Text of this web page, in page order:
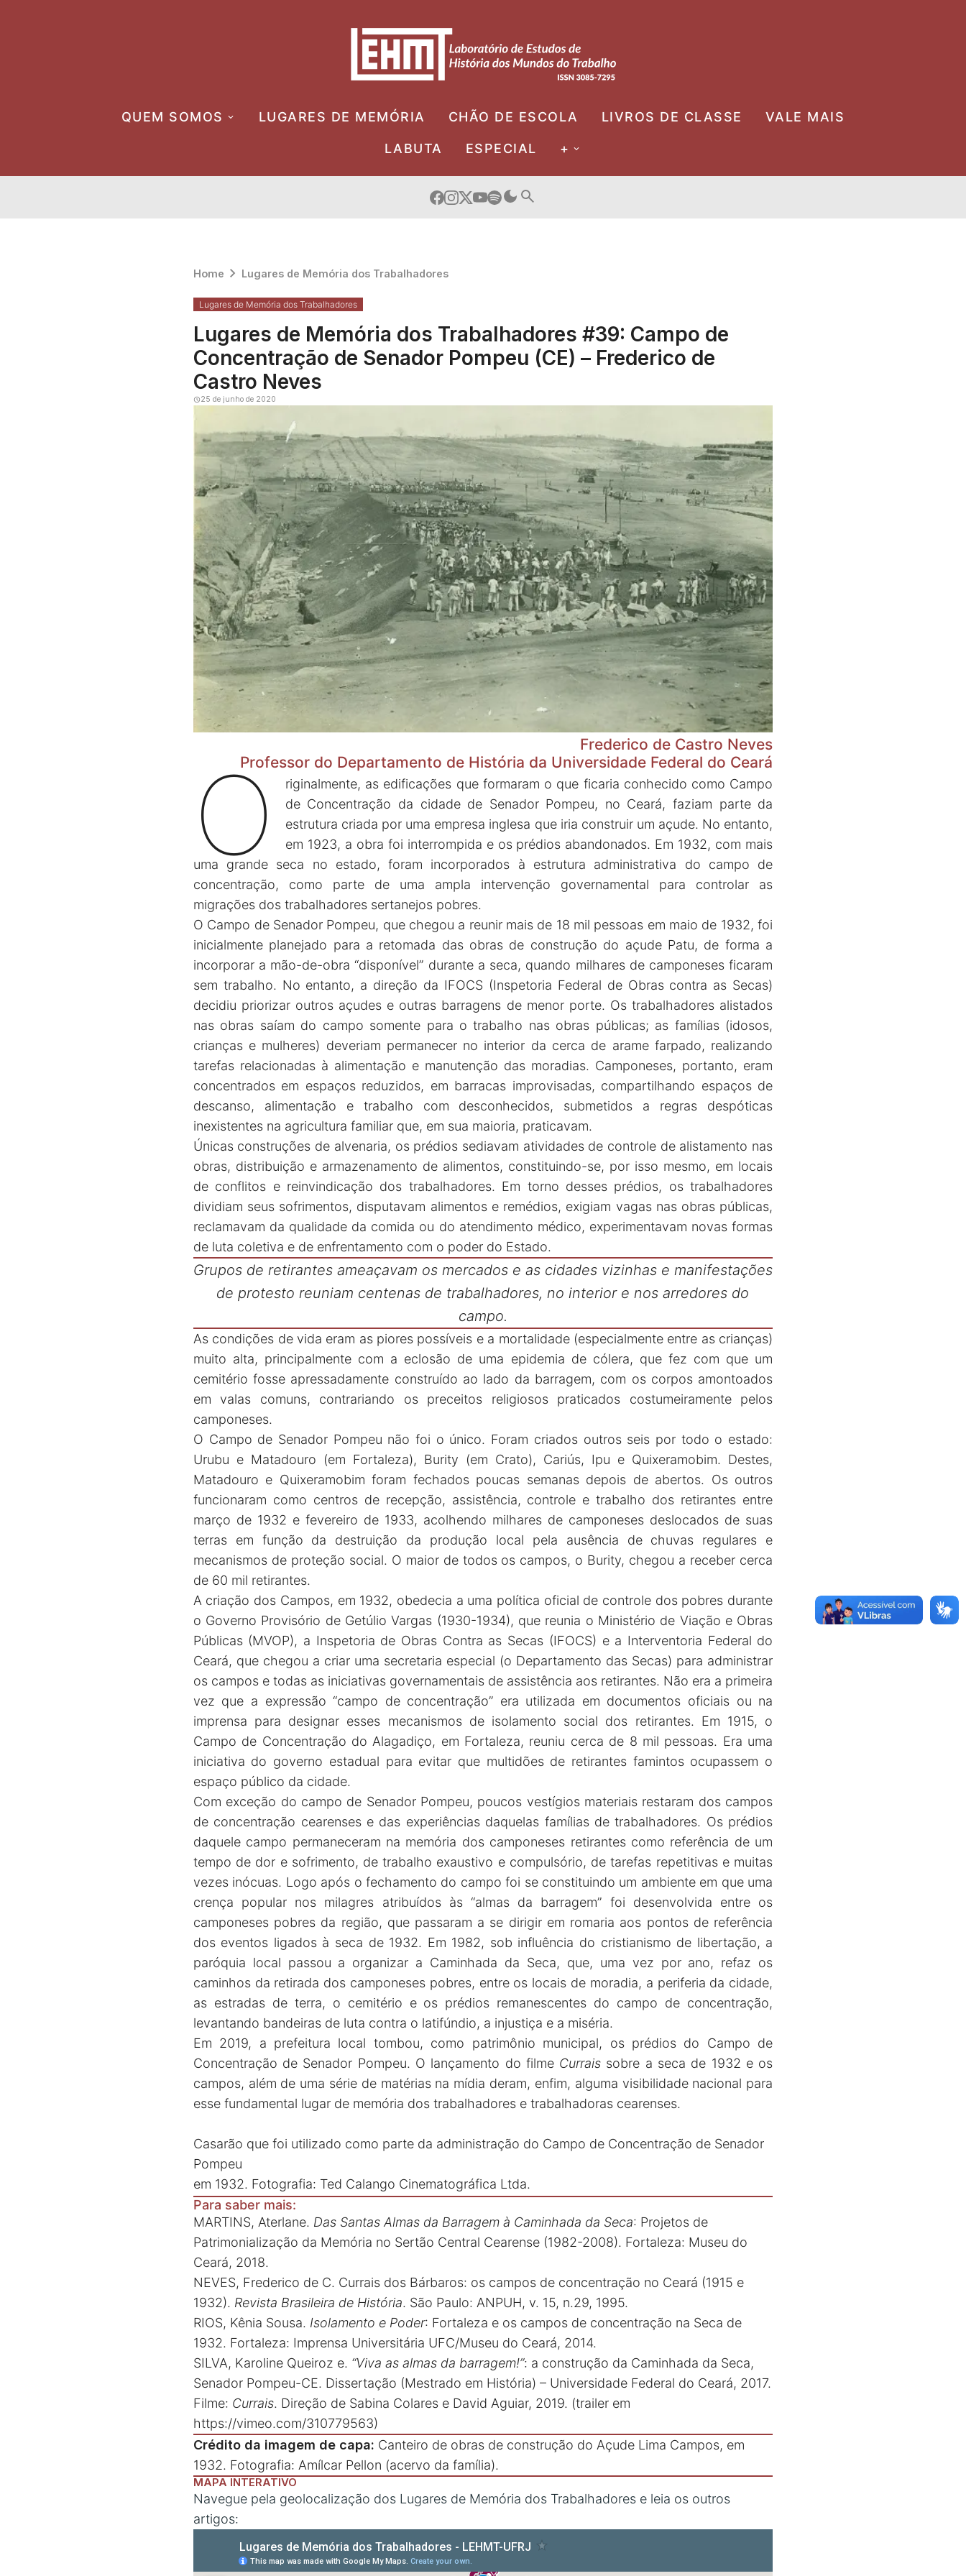
QUEM SOMOS LUGARES DE MEMÓRIA CHÃO DE ESCOLA LIVROS DE CLASSE VALE MAIS
LABUTA ESPECIAL +
Home Lugares de Memória dos Trabalhadores
Lugares de Memória dos Trabalhadores
Lugares de Memória dos Trabalhadores #39: Campo de
Concentração de Senador Pompeu (CE) – Frederico de
Castro Neves
25 de junho de 2020
Frederico de Castro Neves
Professor do Departamento de História da Universidade Federal do Ceará
O
riginalmente, as edificações que formaram o que ficaria conhecido como Campo
de Concentração da cidade de Senador Pompeu, no Ceará, faziam parte da
estrutura criada por uma empresa inglesa que iria construir um açude. No entanto,
em 1923, a obra foi interrompida e os prédios abandonados. Em 1932, com mais
uma grande seca no estado, foram incorporados à estrutura administrativa do campo de
concentração, como parte de uma ampla intervenção governamental para controlar as
migrações dos trabalhadores sertanejos pobres.
O Campo de Senador Pompeu, que chegou a reunir mais de 18 mil pessoas em maio de 1932, foi
inicialmente planejado para a retomada das obras de construção do açude Patu, de forma a
incorporar a mão-de-obra “disponível” durante a seca, quando milhares de camponeses ficaram
sem trabalho. No entanto, a direção da IFOCS (Inspetoria Federal de Obras contra as Secas)
decidiu priorizar outros açudes e outras barragens de menor porte. Os trabalhadores alistados
nas obras saíam do campo somente para o trabalho nas obras públicas; as famílias (idosos,
crianças e mulheres) deveriam permanecer no interior da cerca de arame farpado, realizando
tarefas relacionadas à alimentação e manutenção das moradias. Camponeses, portanto, eram
concentrados em espaços reduzidos, em barracas improvisadas, compartilhando espaços de
descanso, alimentação e trabalho com desconhecidos, submetidos a regras despóticas
inexistentes na agricultura familiar que, em sua maioria, praticavam.
Únicas construções de alvenaria, os prédios sediavam atividades de controle de alistamento nas
obras, distribuição e armazenamento de alimentos, constituindo-se, por isso mesmo, em locais
de conflitos e reinvindicação dos trabalhadores. Em torno desses prédios, os trabalhadores
dividiam seus sofrimentos, disputavam alimentos e remédios, exigiam vagas nas obras públicas,
reclamavam da qualidade da comida ou do atendimento médico, experimentavam novas formas
de luta coletiva e de enfrentamento com o poder do Estado.
Grupos de retirantes ameaçavam os mercados e as cidades vizinhas e manifestações
de protesto reuniam centenas de trabalhadores, no interior e nos arredores do
campo.
As condições de vida eram as piores possíveis e a mortalidade (especialmente entre as crianças)
muito alta, principalmente com a eclosão de uma epidemia de cólera, que fez com que um
cemitério fosse apressadamente construído ao lado da barragem, com os corpos amontoados
em valas comuns, contrariando os preceitos religiosos praticados costumeiramente pelos
camponeses.
O Campo de Senador Pompeu não foi o único. Foram criados outros seis por todo o estado:
Urubu e Matadouro (em Fortaleza), Burity (em Crato), Cariús, Ipu e Quixeramobim. Destes,
Matadouro e Quixeramobim foram fechados poucas semanas depois de abertos. Os outros
funcionaram como centros de recepção, assistência, controle e trabalho dos retirantes entre
março de 1932 e fevereiro de 1933, acolhendo milhares de camponeses deslocados de suas
terras em função da destruição da produção local pela ausência de chuvas regulares e
mecanismos de proteção social. O maior de todos os campos, o Burity, chegou a receber cerca
de 60 mil retirantes.
A criação dos Campos, em 1932, obedecia a uma política oficial de controle dos pobres durante
o Governo Provisório de Getúlio Vargas (1930-1934), que reunia o Ministério de Viação e Obras
Públicas (MVOP), a Inspetoria de Obras Contra as Secas (IFOCS) e a Interventoria Federal do
Ceará, que chegou a criar uma secretaria especial (o Departamento das Secas) para administrar
os campos e todas as iniciativas governamentais de assistência aos retirantes. Não era a primeira
vez que a expressão “campo de concentração” era utilizada em documentos oficiais ou na
imprensa para designar esses mecanismos de isolamento social dos retirantes. Em 1915, o
Campo de Concentração do Alagadiço, em Fortaleza, reuniu cerca de 8 mil pessoas. Era uma
iniciativa do governo estadual para evitar que multidões de retirantes famintos ocupassem o
espaço público da cidade.
Com exceção do campo de Senador Pompeu, poucos vestígios materiais restaram dos campos
de concentração cearenses e das experiências daquelas famílias de trabalhadores. Os prédios
daquele campo permaneceram na memória dos camponeses retirantes como referência de um
tempo de dor e sofrimento, de trabalho exaustivo e compulsório, de tarefas repetitivas e muitas
vezes inócuas. Logo após o fechamento do campo foi se constituindo um ambiente em que uma
crença popular nos milagres atribuídos às “almas da barragem” foi desenvolvida entre os
camponeses pobres da região, que passaram a se dirigir em romaria aos pontos de referência
dos eventos ligados à seca de 1932. Em 1982, sob influência do cristianismo de libertação, a
paróquia local passou a organizar a Caminhada da Seca, que, uma vez por ano, refaz os
caminhos da retirada dos camponeses pobres, entre os locais de moradia, a periferia da cidade,
as estradas de terra, o cemitério e os prédios remanescentes do campo de concentração,
levantando bandeiras de luta contra o latifúndio, a injustiça e a miséria.
Em 2019, a prefeitura local tombou, como patrimônio municipal, os prédios do Campo de
Concentração de Senador Pompeu. O lançamento do filme Currais sobre a seca de 1932 e os
campos, além de uma série de matérias na mídia deram, enfim, alguma visibilidade nacional para
esse fundamental lugar de memória dos trabalhadores e trabalhadoras cearenses.
Casarão que foi utilizado como parte da administração do Campo de Concentração de Senador
Pompeu
em 1932. Fotografia: Ted Calango Cinematográfica Ltda.
Para saber mais:
MARTINS, Aterlane. Das Santas Almas da Barragem à Caminhada da Seca: Projetos de
Patrimonialização da Memória no Sertão Central Cearense (1982-2008). Fortaleza: Museu do
Ceará, 2018.
NEVES, Frederico de C. Currais dos Bárbaros: os campos de concentração no Ceará (1915 e
1932). Revista Brasileira de História. São Paulo: ANPUH, v. 15, n.29, 1995.
RIOS, Kênia Sousa. Isolamento e Poder: Fortaleza e os campos de concentração na Seca de
1932. Fortaleza: Imprensa Universitária UFC/Museu do Ceará, 2014.
SILVA, Karoline Queiroz e. “Viva as almas da barragem!”: a construção da Caminhada da Seca,
Senador Pompeu-CE. Dissertação (Mestrado em História) – Universidade Federal do Ceará, 2017.
Filme: Currais. Direção de Sabina Colares e David Aguiar, 2019. (trailer em
https://vimeo.com/310779563)
Crédito da imagem de capa: Canteiro de obras de construção do Açude Lima Campos, em
1932. Fotografia: Amílcar Pellon (acervo da família).
MAPA INTERATIVO
Navegue pela geolocalização dos Lugares de Memória dos Trabalhadores e leia os outros
artigos: